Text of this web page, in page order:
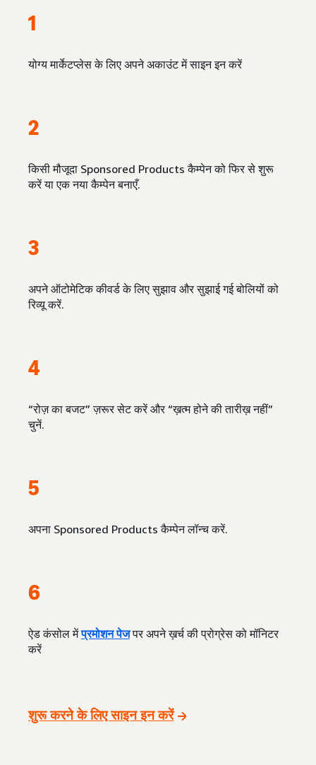
1
योग्य मार्केटप्लेस के लिए अपने अकाउंट में साइन इन करें
2
किसी मौजूदा Sponsored Products कैम्पेन को फिर से शुरू
करें या एक नया कैम्पेन बनाएँ.
3
अपने ऑटोमेटिक कीवर्ड के लिए सुझाव और सुझाई गई बोलियों को
रिव्यू करें.
4
“रोज़ का बजट” ज़रूर सेट करें और “ख़त्म होने की तारीख़ नहीं”
चुनें.
5
अपना Sponsored Products कैम्पेन लॉन्च करें.
6
ऐड कंसोल मेंप्रमोशन पेजपर अपने ख़र्च की प्रोग्रेस को मॉनिटर
करें
शुरू करने के लिए साइन इन करें